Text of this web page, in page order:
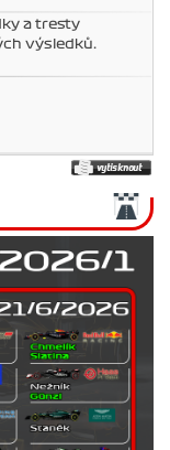
a tresty
výsledků.